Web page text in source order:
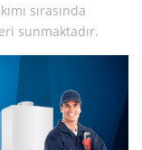
sırasında
sunmaktadır.